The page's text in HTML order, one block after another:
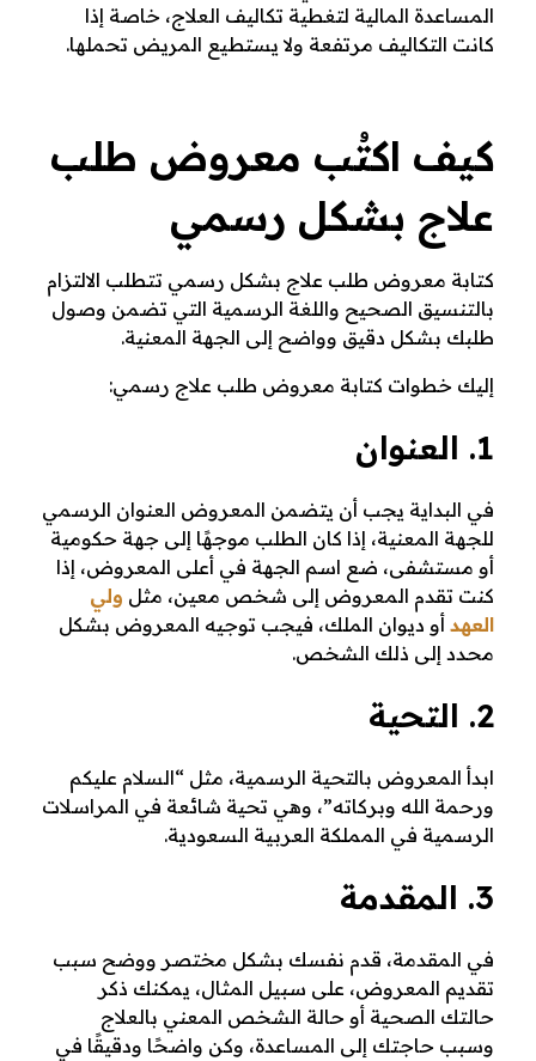
خ
و
ا
ت
المساعدة المالية لتغطية تكاليف العلاج، خاصة إذا
كانت التكاليف مرتفعة ولا يستطيع المريض تحملها.
كيف اكتُب معروض طلب
علاج بشكل رسمي
كتابة معروض طلب علاج بشكل رسمي تتطلب الالتزام
بالتنسيق الصحيح واللغة الرسمية التي تضمن وصول
طلبك بشكل دقيق وواضح إلى الجهة المعنية.
إليك خطوات كتابة معروض طلب علاج رسمي:
1. العنوان
في البداية يجب أن يتضمن المعروض العنوان الرسمي
للجهة المعنية، إذا كان الطلب موجهًا إلى جهة حكومية
أو مستشفى، ضع اسم الجهة في أعلى المعروض، إذا
كنت تقدم المعروض إلى شخص معين، مثل ولي
العهد أو ديوان الملك، فيجب توجيه المعروض بشكل
محدد إلى ذلك الشخص.
2. التحية
ابدأ المعروض بالتحية الرسمية، مثل “السلام عليكم
ورحمة الله وبركاته”، وهي تحية شائعة في المراسلات
الرسمية في المملكة العربية السعودية.
3. المقدمة
في المقدمة، قدم نفسك بشكل مختصر ووضح سبب
تقديم المعروض، على سبيل المثال، يمكنك ذكر
حالتك الصحية أو حالة الشخص المعني بالعلاج
وسبب حاجتك إلى المساعدة، وكن واضحًا ودقيقًا في